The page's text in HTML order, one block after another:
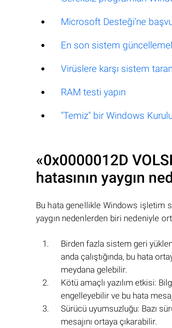
Microsoft Desteği'ne
En son sistem
Virüslere karşı sistem
RAM testi yapın
"Temiz" bir Windows
«0x0000012D
hatasının yaygın
Bu hata genellikle Windows işletim
yaygın nedenlerden biri nedeniyle
Birden fazla sistem geri
anda çalıştığında, bu hata
meydana gelebilir.
Kötü amaçlı yazılım etkisi:
engelleyebilir ve bu hata
Sürücü uyumsuzluğu: Bazı
mesajını ortaya çıkarabilir.